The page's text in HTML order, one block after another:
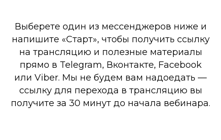
Выберете один из мессенджеров ниже и
напишите «Старт», чтобы получить ссылку
на трансляцию и полезные материалы
прямо в Telegram, Вконтакте, Facebook
или Viber. Мы не будем вам надоедать —
ссылку для перехода в трансляцию вы
получите за 30 минут до начала вебинара.